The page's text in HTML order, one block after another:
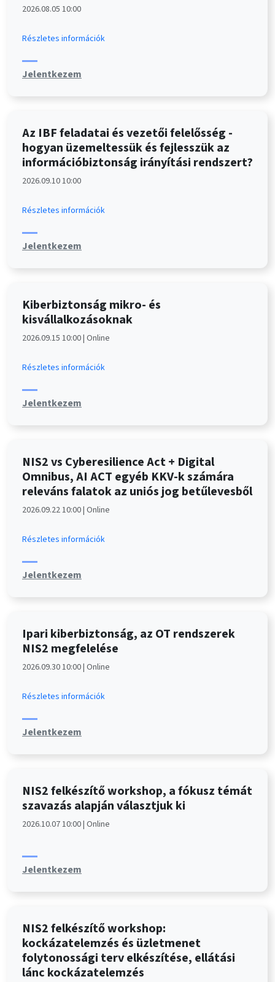
2026.08.05 10:00
Részletes információk
Jelentkezem
Az IBF feladatai és vezetői felelősség -
hogyan üzemeltessük és fejlesszük az
információbiztonság irányítási rendszert?
2026.09.10 10:00
Részletes információk
Jelentkezem
Kiberbiztonság mikro- és
kisvállalkozásoknak
2026.09.15 10:00 | Online
Részletes információk
Jelentkezem
NIS2 vs Cyberesilience Act + Digital
Omnibus, AI ACT egyéb KKV-k számára
releváns falatok az uniós jog betűlevesből
2026.09.22 10:00 | Online
Részletes információk
Jelentkezem
Ipari kiberbiztonság, az OT rendszerek
NIS2 megfelelése
2026.09.30 10:00 | Online
Részletes információk
Jelentkezem
NIS2 felkészítő workshop, a fókusz témát
szavazás alapján választjuk ki
2026.10.07 10:00 | Online
Jelentkezem
NIS2 felkészítő workshop:
kockázatelemzés és üzletmenet
folytonossági terv elkészítése, ellátási
lánc kockázatelemzés